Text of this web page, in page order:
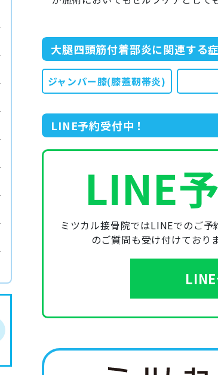
大腿四頭筋付着部炎に関連する
ジャンパー膝(膝蓋靭帯炎)
LINE予約受付中！
LINE
ミツカル接骨院ではLINEでのご
のご質問も受け付けており